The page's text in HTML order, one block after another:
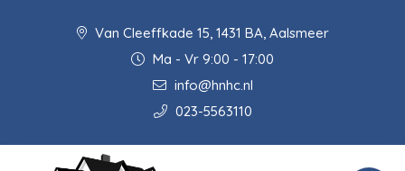
Van Cleeffkade 15, 1431 BA, Aalsmeer
Ma - Vr 9:00 - 17:00
info@hnhc.nl
023-5563110